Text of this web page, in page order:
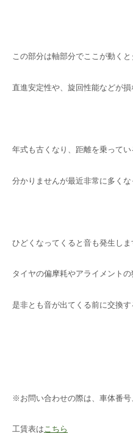
この部分は軸部分でここが動く
直進安定性や、旋回性能などが損
年式も古くなり、距離を乗って
分かりませんが最近非常に多くな
ひどくなってくると音も発生しま
タイヤの偏摩耗やアライメント
是非とも音が出てくる前に交換
※お問い合わせの際は、車体番
工賃表はこちら